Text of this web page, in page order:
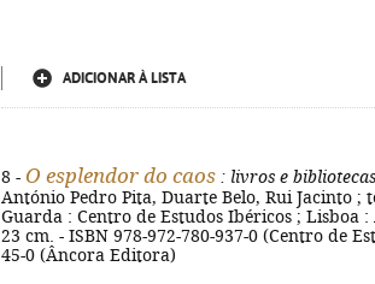
ADICIONAR À LISTA
8 - O esplendor do caos : livros e
António Pedro Pita, Duarte Belo, Rui Jacinto ;
Guarda : Centro de Estudos Ibéricos ; Lisboa
23 cm. - ISBN 978-972-780-937-0 (Centro de
45-0 (Âncora Editora)